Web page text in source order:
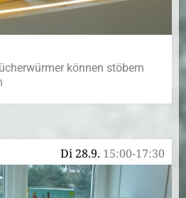
können stöbern
Di 28.9. 15:00-17:30